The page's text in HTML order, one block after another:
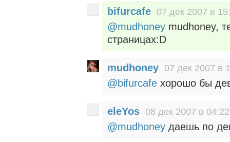
bifurcafe 07 дек 2007 в
@mudhoney mudhoney,
страницах:D
mudhoney 07 дек 2007 в
@bifurcafe хорошо бы
eleYos 08 дек 2007 в 04:22
@mudhoney даешь по